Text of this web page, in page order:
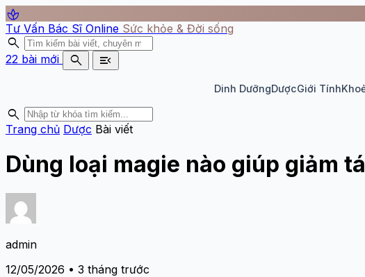
spa
Tư Vấn Bác Sĩ Online Sức khỏe & Đời sống
search
22 bài mới search menu_open
Dinh DưỡngDượcGiới Tính
search
Trang chủ Dược Bài viết
Dùng loại magie nào giúp giảm
admin
12/05/2026 • 3 tháng trước